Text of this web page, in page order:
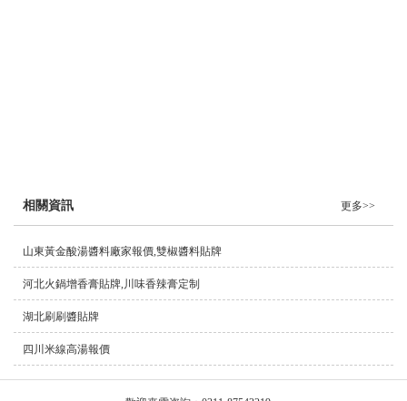
相關資訊 更多>>
山東黃金酸湯醬料廠家報價,雙椒醬料貼牌
河北火鍋增香膏貼牌,川味香辣膏定制
湖北刷刷醬貼牌
四川米線高湯報價